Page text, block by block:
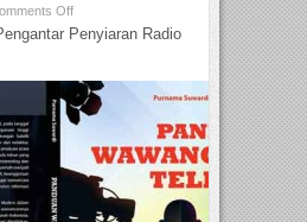
Off
Penyiaran Radio